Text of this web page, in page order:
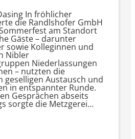
In fröhlicher
die Randlshofer GmbH
am Standort
Gäste – darunter
sowie Kolleginnen und
Nibler
Niederlassungen
– nutzten die
geselligen Austausch und
in entspannter Runde.
Gesprächen abseits
sorgte die Metzgerei…